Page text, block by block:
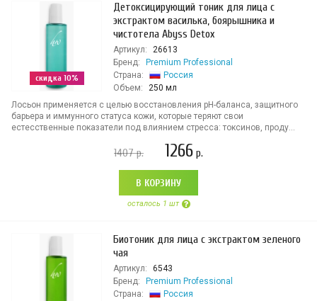
скидка 10%
Детоксицирующий тоник для лица c
экстрактом василька, боярышника и
чистотела Abyss Detox
Артикул:
26613
Бренд:
Premium Professional
Страна:
Россия
Объем:
250 мл
Лосьон применяется с целью восстановления pH-баланса, защитного
барьера и иммунного статуса кожи, которые теряют свои
естесственные показатели под влиянием стресса: токсинов, проду...
1407р. 1266 р.
В КОРЗИНУ
осталось 1 шт
Биотоник для лица с экстрактом зеленого
чая
Артикул:
6543
Бренд:
Premium Professional
Страна:
Россия